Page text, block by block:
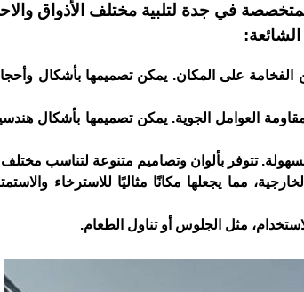
في جدة لتلبية مختلف الأذواق
الشائعة:
على المكان. يمكن تصميمها بأشكال
العوامل الجوية. يمكن تصميمها بأشكال
تتوفر بألوان وتصاميم متنوعة لتناسب مختلف
مما يجعلها مكانًا مثاليًا للاسترخاء
مثل الجلوس أو تناول الطعام.